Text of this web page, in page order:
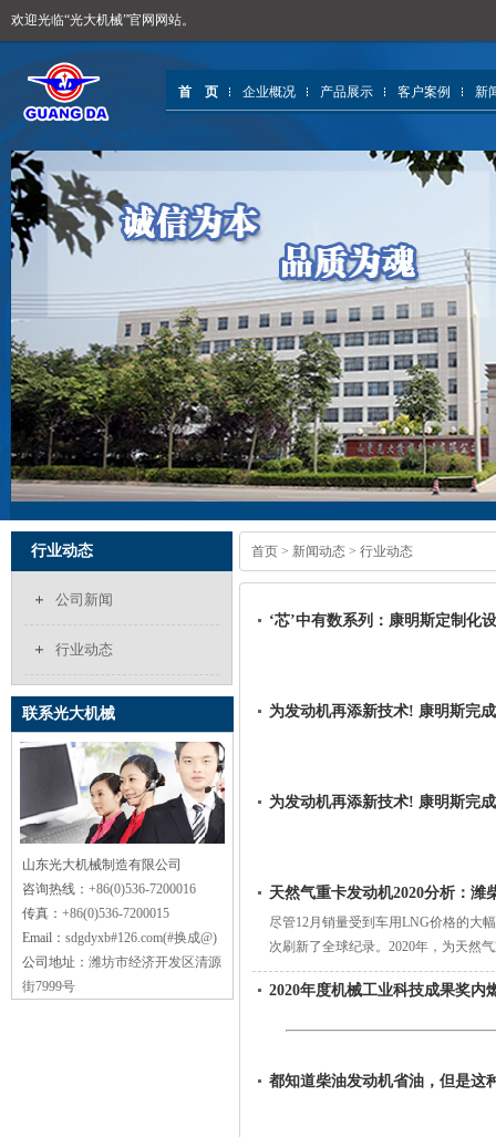
欢迎光临“光大机械”官网网站。
首 页 企业概况 产品展示 客户案例 新
行业动态
公司新闻
行业动态
联系光大机械
山东光大机械制造有限公司
咨询热线： +86(0)536-7200016
传真： +86(0)536-7200015
Email： sdgdyxb#126.com(#换成@)
公司地址： 潍坊市经济开发区清源
街7999号
首页 > 新闻动态 > 行业动态
‘芯’中有数系列：康明斯定制化
为发动机再添新技术! 康明斯完
为发动机再添新技术! 康明斯完
天然气重卡发动机2020分析：潍
尽管12月销量受到车用LNG价格的大
次刷新了全球纪录。2020年，为天然
2020年度机械工业科技成果奖内
都知道柴油发动机省油，但是这